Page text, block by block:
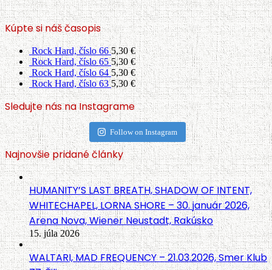
Kúpte si náš časopis
Rock Hard, číslo 66 5,30€
Rock Hard, číslo 65 5,30€
Rock Hard, číslo 64 5,30€
Rock Hard, číslo 63 5,30€
Sledujte nás na Instagrame
Follow on Instagram
Najnovšie pridané články
HUMANITY’S LAST BREATH, SHADOW OF INTENT,
WHITECHAPEL, LORNA SHORE – 30. január 2026,
Arena Nova, Wiener Neustadt, Rakúsko
15. júla 2026
WALTARI, MAD FREQUENCY – 21.03.2026, Smer Klub